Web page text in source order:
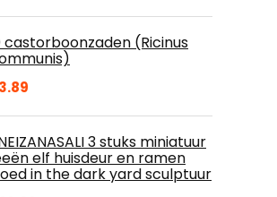
castorboonzaden (Ricinus
3.89
3 stuks miniatuur
elf huisdeur en ramen
in the dark yard sculptuur